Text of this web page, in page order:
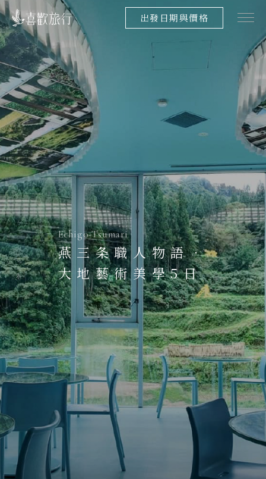
出發日期與價格
Echigo-Tsumari
燕三条職人物語．
大地藝術美學5日